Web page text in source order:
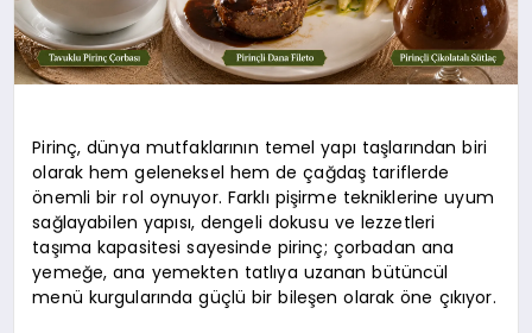
Pirinç, dünya mutfaklarının temel yapı taşlarından biri
olarak hem geleneksel hem de çağdaş tariflerde
önemli bir rol oynuyor. Farklı pişirme tekniklerine uyum
sağlayabilen yapısı, dengeli dokusu ve lezzetleri
taşıma kapasitesi sayesinde pirinç; çorbadan ana
yemeğe, ana yemekten tatlıya uzanan bütüncül
menü kurgularında güçlü bir bileşen olarak öne çıkıyor.